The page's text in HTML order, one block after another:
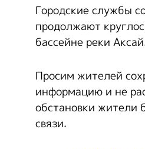
Городские службы
продолжают
бассейне реки
Просим жителей
информацию и не
обстановки жители
связи.